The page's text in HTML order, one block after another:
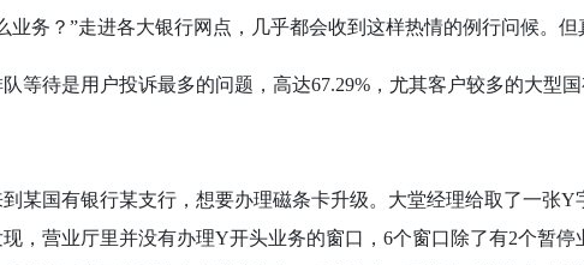
务？”走进各大银行网点，几乎都会收到这样热情的例行问候。但
等待是用户投诉最多的问题，高达67.29% ，尤其客户较多的大型
某国有银行某支行，想要办理磁条卡升级。大堂经理给取了一张Y
，营业厅里并没有办理Y开头业务的窗口， 6个窗口除了有2个暂停